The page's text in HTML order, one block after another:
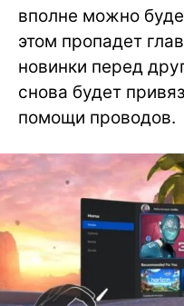
вполне можно
этом пропадет
новинки перед
снова будет
помощи проводов.